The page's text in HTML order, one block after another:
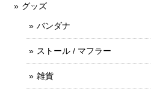
グッズ
バンダナ
ストール / マフラー
雑貨